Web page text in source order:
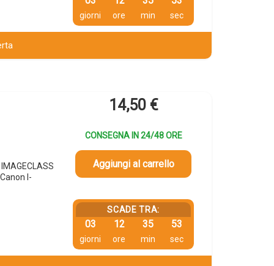
giorni ore min sec
I-
14,50 €
CONSEGNA IN 24/48 ORE
Aggiungi al carrello
SCADE TRA:
03
giorni
12
ore
35
min
52
sec